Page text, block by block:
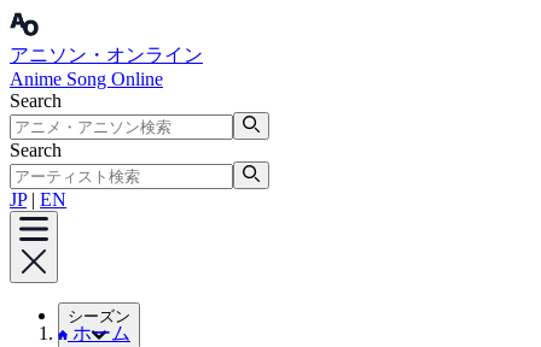
アニソン・オンライン
Anime Song Online
Search
Search
JP| EN
シーズン
ホーム